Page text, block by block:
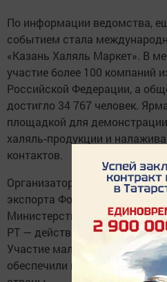
По информации ведомства,
событием стала
«Казань Халяль Маркет». В
участие более 100 компаний
Российской Федерации, а
достигло 34 767 человек.
площадкой для
халяль‑продукции и
контактов.
Организаторы мероприятий
экспорта Фонда поддержки
Министерство сельского
РТ — действовали при
Участие малого и среднего
обеспечили центры